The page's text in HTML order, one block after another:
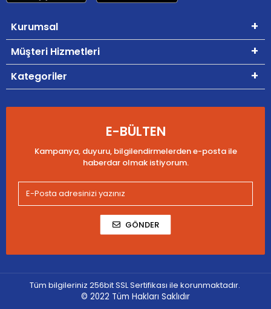
Kurumsal
Müşteri Hizmetleri
Kategoriler
E-BÜLTEN
Kampanya, duyuru, bilgilendirmelerden e-posta ile
haberdar olmak istiyorum.
GÖNDER
Tüm bilgileriniz 256bit SSL Sertifikası ile korunmaktadır.
© 2022 Tüm Hakları Saklıdır